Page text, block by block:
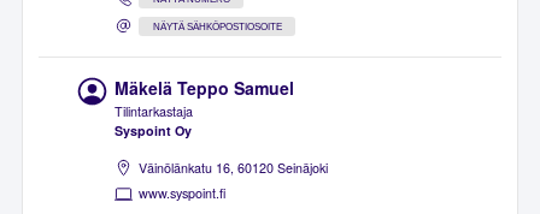
NÄYTÄ SÄHKÖPOSTIOSOITE
Mäkelä Teppo Samuel
Tilintarkastaja
Syspoint Oy
Väinölänkatu 16, 60120 Seinäjoki
www.syspoint.fi